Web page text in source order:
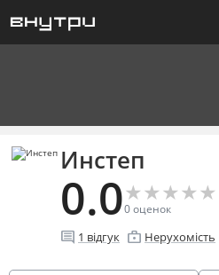
Инстеп
0.0★
★★
★★
★★
★★
★
0оценок
comment 1 відгук enterprise Нерухомість